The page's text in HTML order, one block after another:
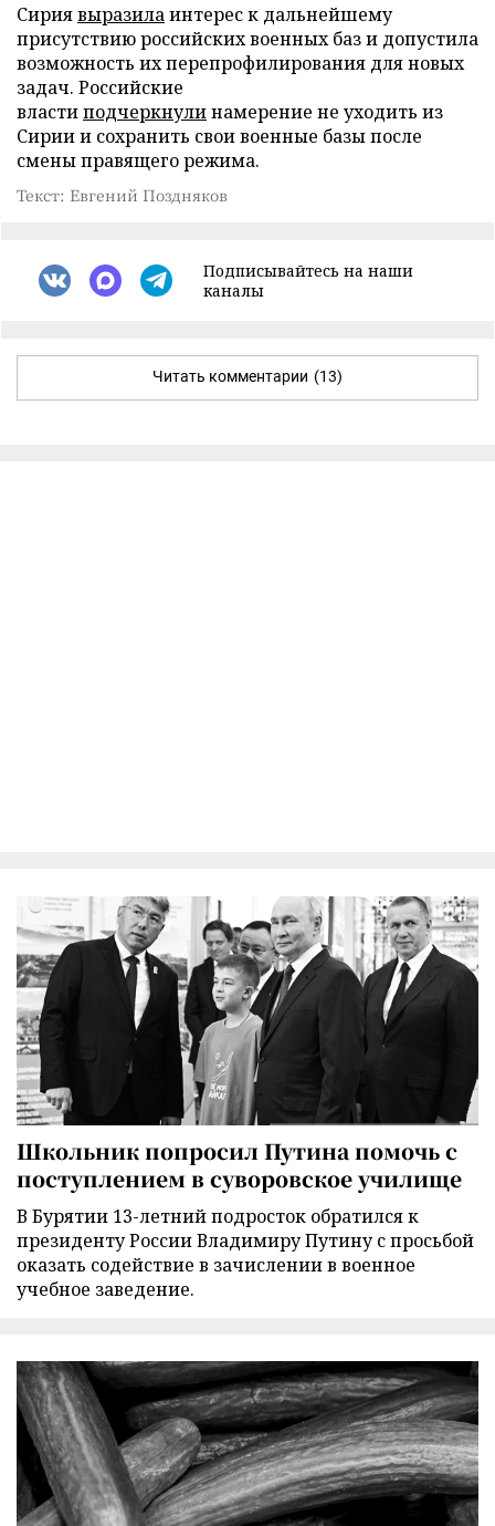
Сириявыразилаинтерес к дальнейшему
присутствию российских военных баз и допустила
возможность их перепрофилирования для новых
задач. Российские
властиподчеркнулинамерение не уходить из
Сирии и сохранить свои военные базы после
смены правящего режима.
Текст: Евгений Поздняков
Подписывайтесь на наши
каналы
Читать комментарии (13)
Школьник попросил Путина помочь с
поступлением в суворовское училище
В Бурятии 13-летний подросток обратился к
президенту России Владимиру Путину с просьбой
оказать содействие в зачислении в военное
учебное заведение.